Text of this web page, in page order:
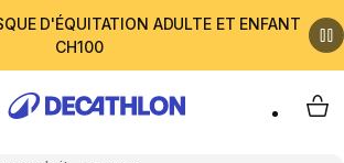
D'ÉQUITATION ADULTE ET ENFANT
CH100
My